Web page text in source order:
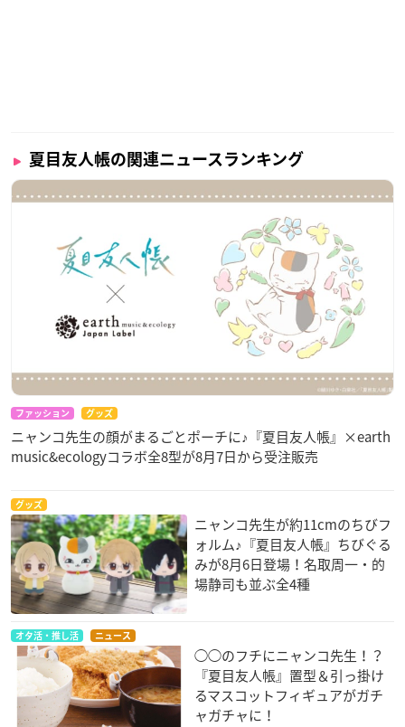
夏目友人帳の関連ニュースランキング
ファッション グッズ
ニャンコ先生の顔がまるごとポーチに♪『夏目友人帳』×earth
music&ecologyコラボ全8型が8月7日から受注販売
グッズ
ニャンコ先生が約11cmのちびフ
ォルム♪『夏目友人帳』ちびぐる
みが8月6日登場！名取周一・的
場静司も並ぶ全4種
オタ活・推し活 ニュース
◯◯のフチにニャンコ先生！？
『夏目友人帳』置型＆引っ掛け
るマスコットフィギュアがガチ
ャガチャに！